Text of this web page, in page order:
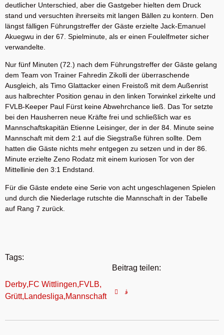
deutlicher Unterschied, aber die Gastgeber hielten dem Druck
stand und versuchten ihrerseits mit langen Bällen zu kontern. Den
längst fälligen Führungstreffer der Gäste erzielte Jack-Emanuel
Akuegwu in der 67. Spielminute, als er einen Foulelfmeter sicher
verwandelte.
Nur fünf Minuten (72.) nach dem Führungstreffer der Gäste gelang
dem Team von Trainer Fahredin Zikolli der überraschende
Ausgleich, als Timo Glattacker einen Freistoß mit dem Außenrist
aus halbrechter Position genau in den linken Torwinkel zirkelte und
FVLB-Keeper Paul Fürst keine Abwehrchance ließ. Das Tor setzte
bei den Hausherren neue Kräfte frei und schließlich war es
Mannschaftskapitän Etienne Leisinger, der in der 84. Minute seine
Mannschaft mit dem 2:1 auf die Siegstraße führen sollte. Dem
hatten die Gäste nichts mehr entgegen zu setzen und in der 86.
Minute erzielte Zeno Rodatz mit einem kuriosen Tor von der
Mittellinie den 3:1 Endstand.
Für die Gäste endete eine Serie von acht ungeschlagenen Spielen
und durch die Niederlage rutschte die Mannschaft in der Tabelle
auf Rang 7 zurück.
Tags:
Derby,FC Wittlingen,FVLB,
Grütt, Landesliga,Mannschaft
Beitrag teilen: